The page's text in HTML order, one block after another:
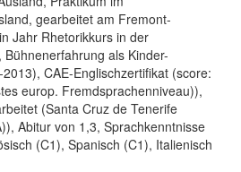
gearbeitet am Fremont-
Jahr Rhetorikkurs in der
als Kinder-
CAE-Englischzertifikat (score:
europ. Fremdsprachenniveau)),
(Santa Cruz de Tenerife
Abitur von 1,3, Sprachkenntnisse
(C1), Spanisch (C1), Italienisch